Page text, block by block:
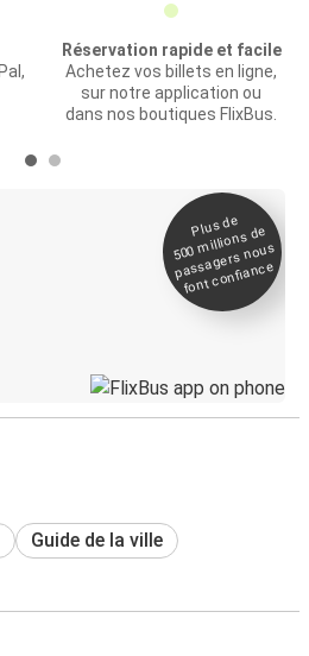
Réservation rapide et facile
Achetez vos billets en ligne,
sur notre application ou
dans nos boutiques FlixBus.
Plus de
500
millions de
passagers nous
font confiance
Guide de la ville